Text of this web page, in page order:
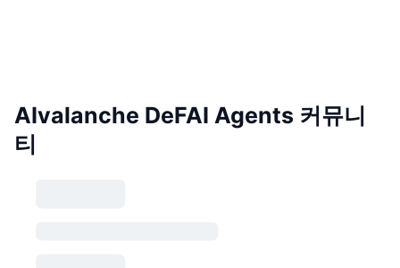
AIvalanche DeFAI Agents 커뮤니
티